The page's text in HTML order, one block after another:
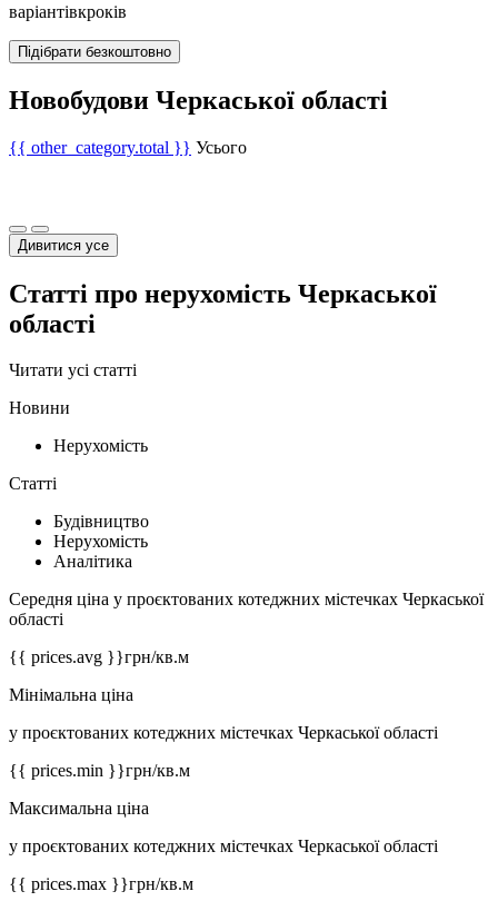
варіантівкроків
Підібрати безкоштовно
Новобудови Черкаської області
{{ other_category.total }} Усього
Дивитися усе
Статті про нерухомість Черкаської
області
Читати усі статті
Новини
Нерухомість
Статті
Будівництво
Нерухомість
Аналітика
Середня ціна у проєктованих котеджних містечках Черкаської
області
{{ prices.avg }}грн/кв.м
Мінімальна ціна
у проєктованих котеджних містечках Черкаської області
{{ prices.min }}грн/кв.м
Максимальна ціна
у проєктованих котеджних містечках Черкаської області
{{ prices.max }}грн/кв.м